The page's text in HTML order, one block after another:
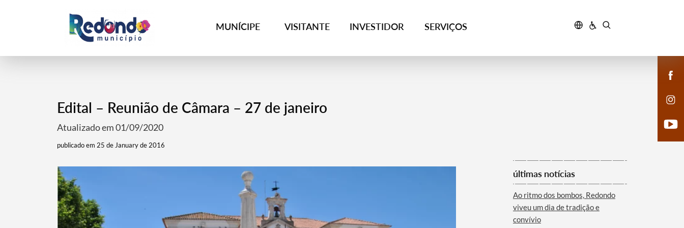
MUNÍCIPE VISITANTE INVESTIDOR SERVIÇOS
Edital – Reunião de Câmara – 27 de janeiro
Atualizado em 01/09/2020
publicado em 25 de January de 2016
últimas notícias
Ao ritmo dos bombos, Redondo
viveu um dia de tradição e
convívio